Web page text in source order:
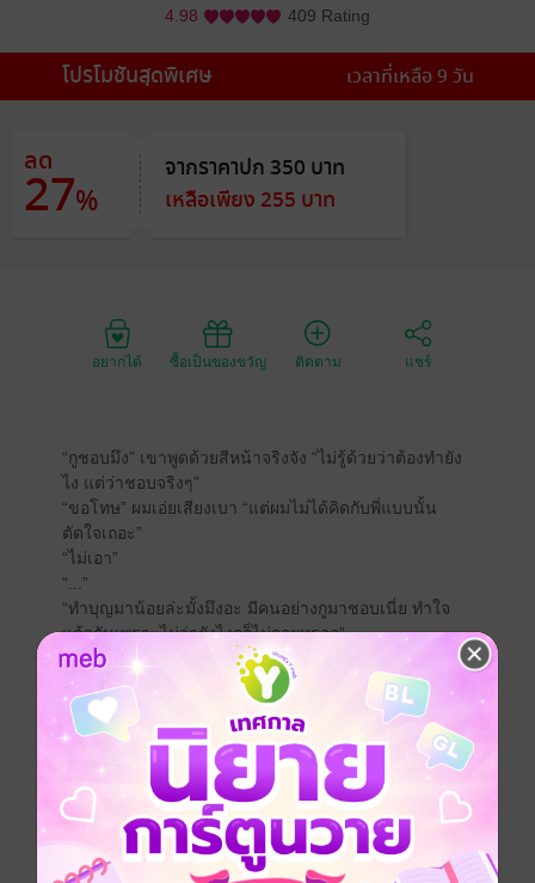
4.98 409 Rating
โปรโมชันสุดพิเศษ เวลาที่เหลือ 9 วัน
ลด
27%
จากราคาปก 350 บาท
เหลือเพียง 255 บาท
อยากได้ ซื้อเป็นของขวัญ ติดตาม แชร์
“กูชอบมึง” เขาพูดด้วยสีหน้าจริงจัง “ไม่รู้ด้วยว่าต้องทำยัง
ไง แต่ว่าชอบจริงๆ”
“ขอโทษ” ผมเอ่ยเสียงเบา “แต่ผมไม่ได้คิดกับพี่แบบนั้น
ตัดใจเถอะ”
“ไม่เอา”
“...”
“ทำบุญมาน้อยล่ะมั้งมึงอะ มีคนอย่างกูมาชอบเนี่ย ทำใจ
แล้วกันเพราะไม่ว่ายังไงกูก็ไม่ถอยหรอก”
“งั้นผมจะไปทำบุญเพิ่ม”
“เดี๋ยวกูพาไป”
ผมลอบถอนหายใจออกมาอยู่หลายครั้ง หลังจากที่ถูกเขา
สารภาพรัก ชีวิตของผมก็ไม่เคยสงบสุขอีกเลย ถ้าเป็นคน
อื่นถูกปฏิเสธอย่างตรงไปตรงมาแบบนั้นก็คงจะถอดใจไป
แล้วแต่เขากลับไม่ใช่ เขาทั้งดื้อรั้น ไม่ฟังใครและเอาแต่ใจ
เป็นที่สุด
“กูไม่ได้ต้องการอะไรมากมายหรอก แค่อยากอยู่ข้างๆมึง
เท่านั้นเอง”